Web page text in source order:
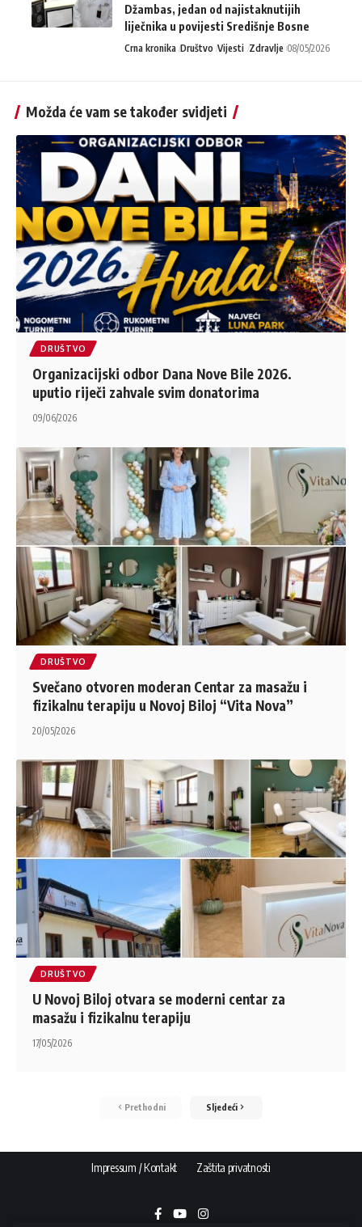
Džambas, jedan od najistaknutijih
liječnika u povijesti Središnje Bosne
Crna kronika Društvo Vijesti Zdravlje 08/05/2026
Možda će vam se također svidjeti
DRUŠTVO
Organizacijski odbor Dana Nove Bile 2026.
uputio riječi zahvale svim donatorima
09/06/2026
DRUŠTVO
Svečano otvoren moderan Centar za masažu i
fizikalnu terapiju u Novoj Biloj “Vita Nova”
20/05/2026
DRUŠTVO
U Novoj Biloj otvara se moderni centar za
masažu i fizikalnu terapiju
17/05/2026
Prethodni Sljedeći
Impressum / Kontakt Zaštita privatnosti